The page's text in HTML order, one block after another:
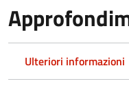
Ulteriori informazioni